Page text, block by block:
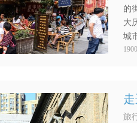
的
大
城
旅